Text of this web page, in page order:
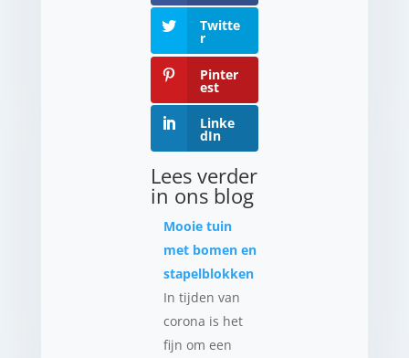
Twitte
r
Pinter
est
Linke
dIn
Lees verder
in ons blog
Mooie tuin
met bomen en
stapelblokken
In tijden van
corona is het
fijn om een